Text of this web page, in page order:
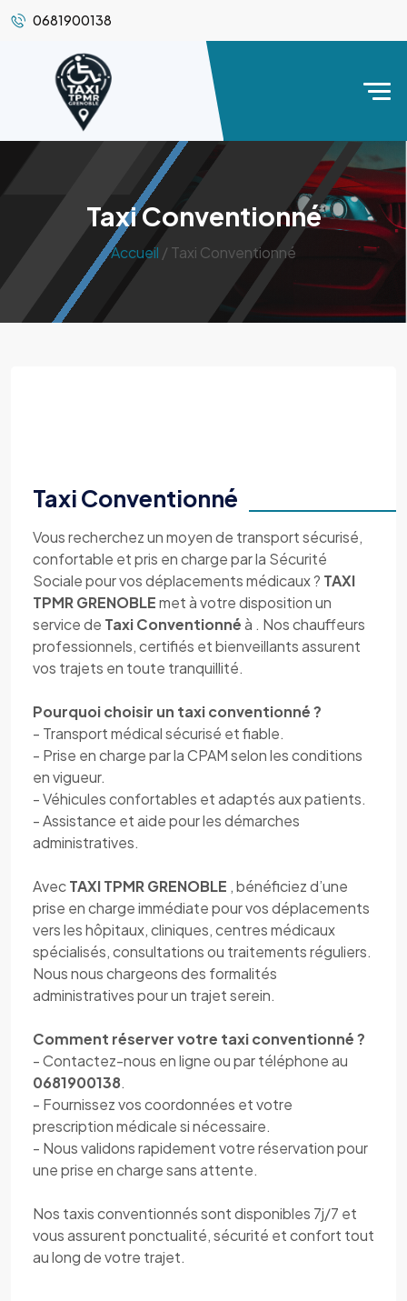
0681900138
Taxi Conventionné
Accueil / Taxi Conventionné
Taxi Conventionné
Vous recherchez un moyen de transport sécurisé,
confortable et pris en charge par la Sécurité
Sociale pour vos déplacements médicaux ? TAXI
TPMR GRENOBLEmet à votre disposition un
service de Taxi Conventionnéà . Nos chauffeurs
professionnels, certifiés et bienveillants assurent
vos trajets en toute tranquillité.
Pourquoi choisir un taxi conventionné ?
- Transport médical sécurisé et fiable.
- Prise en charge par la CPAM selon les conditions
en vigueur.
- Véhicules confortables et adaptés aux patients.
- Assistance et aide pour les démarches
administratives.
AvecTAXI TPMR GRENOBLE , bénéficiez d’une
prise en charge immédiate pour vos déplacements
vers les hôpitaux, cliniques, centres médicaux
spécialisés, consultations ou traitements réguliers.
Nous nous chargeons des formalités
administratives pour un trajet serein.
Comment réserver votre taxi conventionné ?
- Contactez-nous en ligne ou par téléphone au
0681900138.
- Fournissez vos coordonnées et votre
prescription médicale si nécessaire.
- Nous validons rapidement votre réservation pour
une prise en charge sans attente.
Nos taxis conventionnés sont disponibles 7j/7 et
vous assurent ponctualité, sécurité et confort tout
au long de votre trajet.